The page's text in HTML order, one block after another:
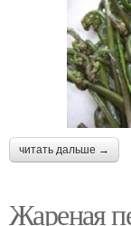
читать дальше →
Жареная